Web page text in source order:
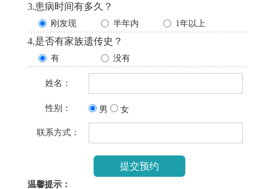
3.患病时间有多久？
刚发现 半年内 1年以上
4.是否有家族遗传史？
有 没有
姓名：
性别： 男 女
联系方式：
温馨提示：